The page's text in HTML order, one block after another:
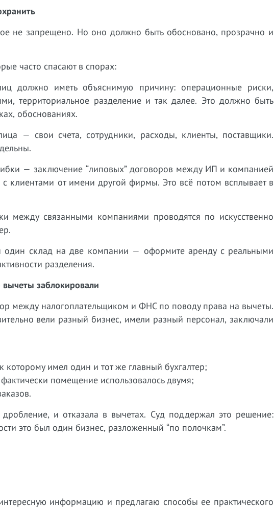
не запрещено. Но оно должно быть обосновано, прозрачно и
часто спасают в спорах:
должно иметь объяснимую причину: операционные риски,
территориальное разделение и так далее. Это должно быть
обоснованиях.
— свои счета, сотрудники, расходы, клиенты, поставщики.
— заключение “липовых” договоров между ИП и компанией
клиентами от имени другой фирмы. Это всё потом всплывает в
между связанными компаниями проводятся по искусственно
один склад на две компании — оформите аренду с реальными
разделения.
заблокировали
между налогоплательщиком и ФНС по поводу права на вычеты.
вели разный бизнес, имели разный персонал, заключали
которому имел один и тот же главный бухгалтер;
помещение использовалось двумя;
и отказала в вычетах. Суд поддержал это решение:
это был один бизнес, разложенный “по полочкам”.
информацию и предлагаю способы ее практического